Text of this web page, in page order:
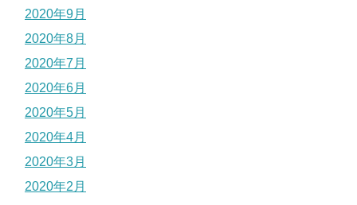
2020年9月
2020年8月
2020年7月
2020年6月
2020年5月
2020年4月
2020年3月
2020年2月